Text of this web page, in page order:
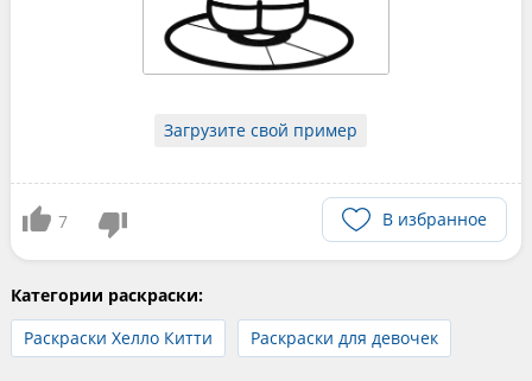
Загрузите свой пример
7 В избранное
Категории раскраски:
Раскраски Хелло Китти
Раскраски для девочек